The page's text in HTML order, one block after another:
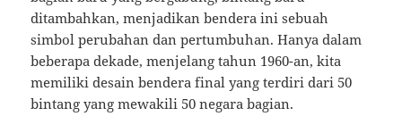
ditambahkan, menjadikan bendera ini sebuah
simbol perubahan dan pertumbuhan. Hanya dalam
beberapa dekade, menjelang tahun 1960-an, kita
memiliki desain bendera final yang terdiri dari 50
bintang yang mewakili 50 negara bagian.